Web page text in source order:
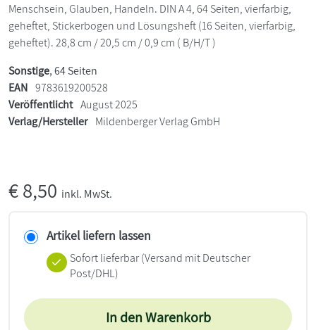
Menschsein, Glauben, Handeln. DIN A 4, 64 Seiten, vierfarbig,
geheftet, Stickerbogen und Lösungsheft (16 Seiten, vierfarbig,
geheftet). 28,8 cm / 20,5 cm / 0,9 cm ( B/H/T )
Sonstige, 64 Seiten
EAN 9783619200528
Veröffentlicht August 2025
Verlag/Hersteller Mildenberger Verlag GmbH
€8,50 inkl. MwSt.
Artikel liefern lassen
Sofort lieferbar(Versand mit Deutscher
Post/DHL)
In den Warenkorb